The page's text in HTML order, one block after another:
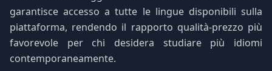
garantisce accesso a tutte le lingue disponibili sulla
piattaforma, rendendo il rapporto qualità-prezzo più
favorevole per chi desidera studiare più idiomi
contemporaneamente.